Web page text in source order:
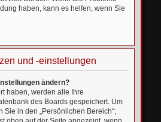
haben, kann es helfen, wenn Sie
und -einstellungen
ändern?
haben, werden alle Ihre
des Boards gespeichert. Um
Sie in den „Persönlichen Bereich“;